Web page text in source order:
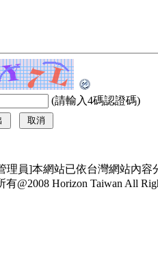
(請輸入4碼認證碼)
理員]本網站已依台灣網站內容
有@2008 Horizon Taiwan All